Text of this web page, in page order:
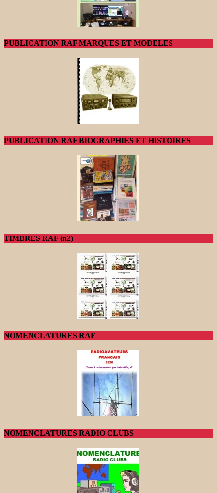
PUBLICATION RAF MARQUES ET MODELES
PUBLICATION RAF BIOGRAPHIES ET HISTOIRES
TIMBRES RAF (n2)
NOMENCLATURES RAF
NOMENCLATURES RADIO CLUBS